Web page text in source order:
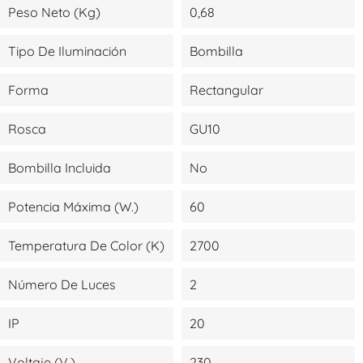
Peso Neto (kg) 0,68
Tipo De Iluminación Bombilla
Forma Rectangular
Rosca GU10
Bombilla Incluida No
Potencia Máxima (W.) 60
Temperatura De Color (K) 2700
Número De Luces 2
IP 20